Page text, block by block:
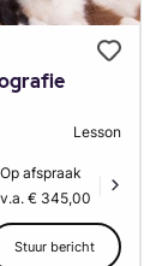
Lesson
Op afspraak
v.a. € 345,00
Stuur bericht